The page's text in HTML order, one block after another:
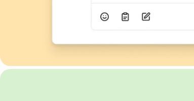
What people are saying about Buffer